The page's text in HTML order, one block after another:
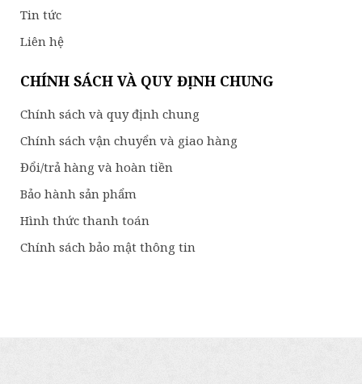
Tin tức
Liên hệ
CHÍNH SÁCH VÀ QUY ĐỊNH CHUNG
Chính sách và quy định chung
Chính sách vận chuyển và giao hàng
Đổi/trả hàng và hoàn tiền
Bảo hành sản phẩm
Hình thức thanh toán
Chính sách bảo mật thông tin